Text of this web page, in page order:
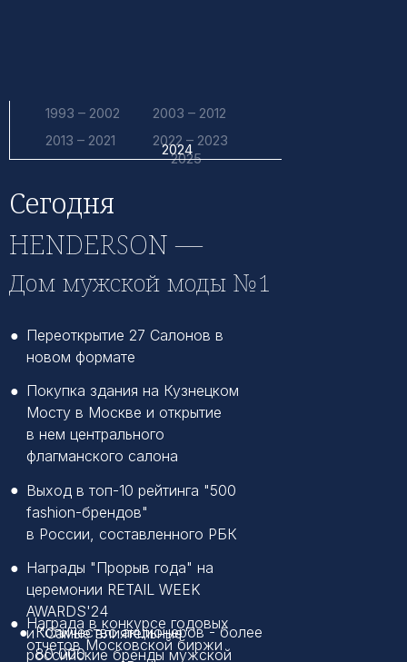
● Переоткрытие 27 Салонов в
новом формате
● Выход в топ-10 рейтинга "500
fashion-брендов"
в России, составленного РБК
●
● Награды "Прорыв года" на
церемонии RETAIL WEEK
AWARDS'24
и "Самые влиятельные
российские бренды мужской
● Награда в конкурсе годовых
отчетов Московской биржи
Количество акционеров - более
80 000
●
Покупка здания на Кузнецком
Мосту в Москве и открытие
в нем центрального
флагманского салона
2022 – 2023
2024
2025
2013 – 2021
2003 – 2012
1993 – 2002
Сегодня
Дом мужской моды №1
HENDERSON —